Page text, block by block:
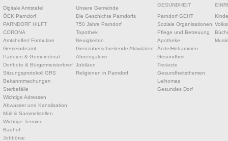
Digitale Amtstafel
ÖEK Parndorf
PARNDORF HILFT
CORONA
Amtshelfer/ Formulare
Gemeindeamt
Parteien & Gemeinderat
Dorfbote & Bürgermeisterbrief
Sitzungsprotokoll GRS
Bekanntmachungen
Sterbefälle
Wichtige Adressen
Abwasser und Kanalisation
Müll & Sammelstellen
Wichtige Termine
Bauhof
Jobbörse
Unsere Gemeinde
Die Geschichte Parndorfs
750 Jahre Parndorf
Topothek
Neuigkeiten
Grenzüberschreitende Aktivitäten
Ahnengalerie
Jubiläen
Religionen in Parndorf
GESUNDHEIT
Parndorf GEHT
Soziale Organisationen
Pflege und Betreuung
Apotheke
Ärzte/Hebammen
Gesundheit
Tierärzte
Gesundheitsthemen
Leihomas
Gesundes Dorf